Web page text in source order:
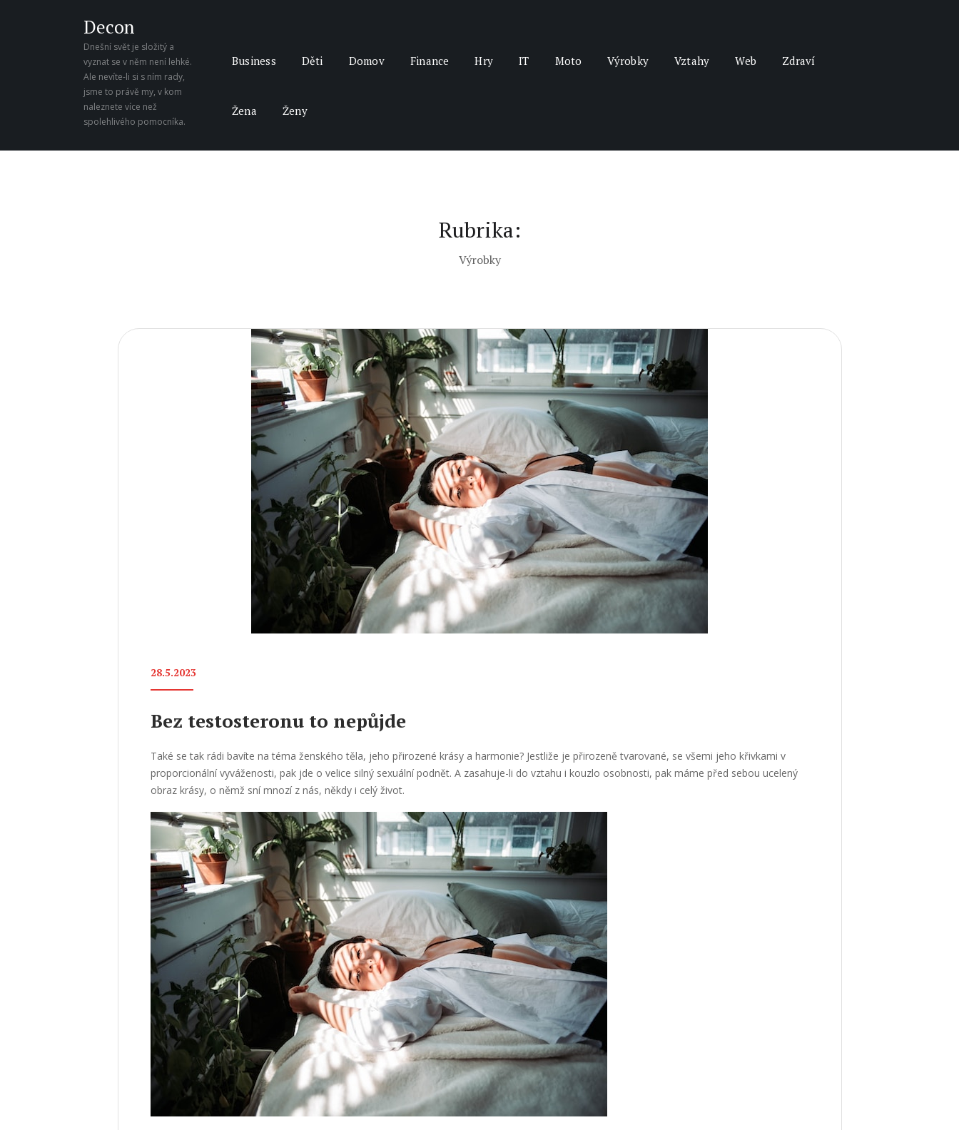
Decon
Dnešní svět je složitý a
vyznat se v něm není lehké.
Ale nevíte-li si s ním rady,
jsme to právě my, v kom
naleznete více než
spolehlivého pomocníka.
Business Děti Domov Finance Hry IT Moto Výrobky Vztahy Web Zdraví
Žena Ženy
Rubrika:
Výrobky
28.5.2023
Bez testosteronu to nepůjde
Také se tak rádi bavíte na téma ženského těla, jeho přirozené krásy a harmonie? Jestliže je přirozeně tvarované, se všemi jeho křivkami v
proporcionální vyváženosti, pak jde o velice silný sexuální podnět. A zasahuje-li do vztahu i kouzlo osobnosti, pak máme před sebou ucelený
obraz krásy, o němž sní mnozí z nás, někdy i celý život.